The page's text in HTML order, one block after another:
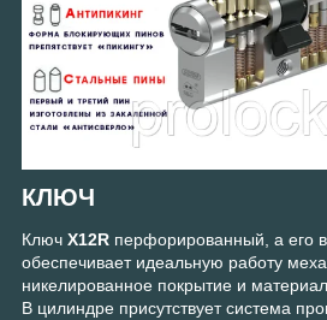
КЛЮЧ
Ключ X12R перфорированный, а его
обеспечивает идеальную работу
никелированное покрытие и
В цилиндре присутствует система